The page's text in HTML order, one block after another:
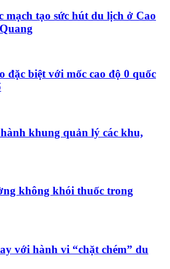
mạch tạo sức hút du lịch ở Cao
đặc biệt với mốc cao độ 0 quốc
khung quản lý các khu,
không khói thuốc trong
với hành vi “chặt chém” du